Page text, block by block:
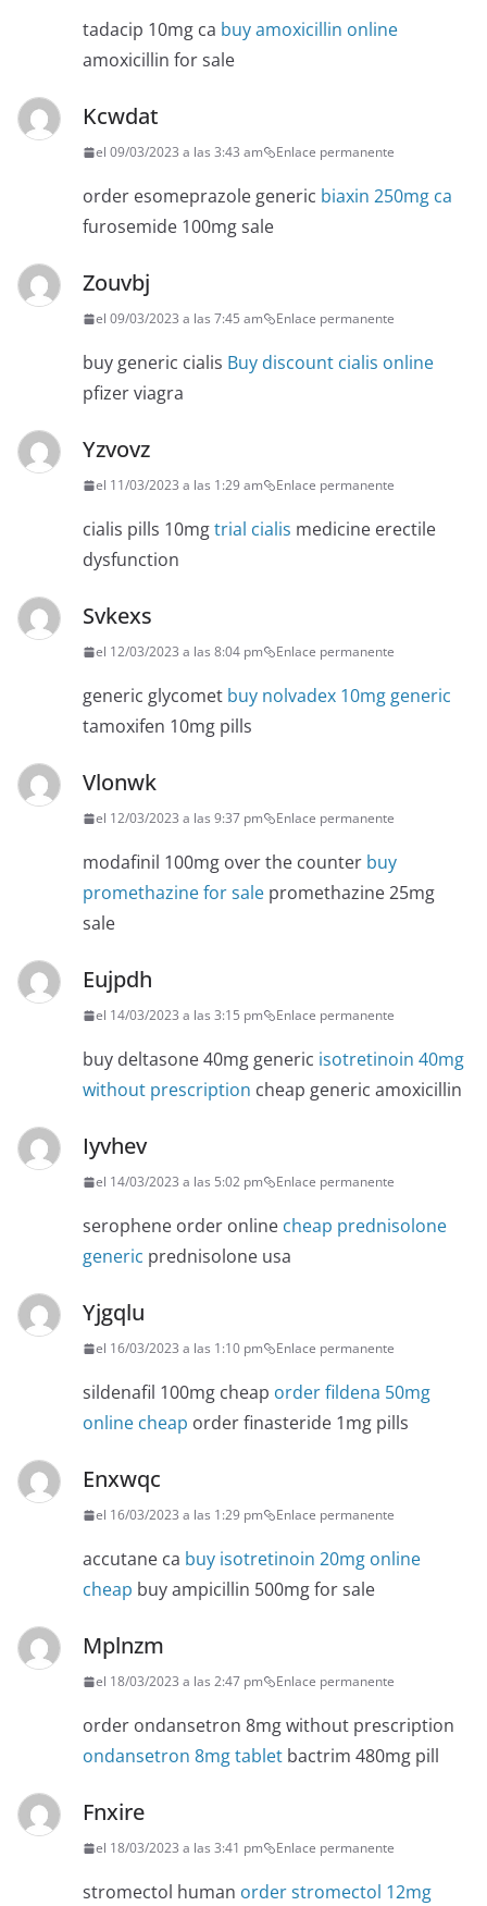
tadacip 10mg ca buy amoxicillin online
amoxicillin for sale
Kcwdat
el 09/03/2023 a las 3:43 am Enlace permanente
order esomeprazole generic biaxin 250mg ca
furosemide 100mg sale
Zouvbj
el 09/03/2023 a las 7:45 am Enlace permanente
buy generic cialis Buy discount cialis online
pfizer viagra
Yzvovz
el 11/03/2023 a las 1:29 am Enlace permanente
cialis pills 10mgtrial cialis medicine erectile
dysfunction
Svkexs
el 12/03/2023 a las 8:04 pm Enlace permanente
generic glycomet buy nolvadex 10mg generic
tamoxifen 10mg pills
Vlonwk
el 12/03/2023 a las 9:37 pm Enlace permanente
modafinil 100mg over the counter buy
promethazine for sale promethazine 25mg
sale
Eujpdh
el 14/03/2023 a las 3:15 pm Enlace permanente
buy deltasone 40mg generic isotretinoin 40mg
without prescription cheap generic amoxicillin
Iyvhev
el 14/03/2023 a las 5:02 pm Enlace permanente
serophene order online cheap prednisolone
generic prednisolone usa
Yjgqlu
el 16/03/2023 a las 1:10 pm Enlace permanente
sildenafil 100mg cheap order fildena 50mg
online cheap order finasteride 1mg pills
Enxwqc
el 16/03/2023 a las 1:29 pm Enlace permanente
accutane ca buy isotretinoin 20mg online
cheap buy ampicillin 500mg for sale
Mplnzm
el 18/03/2023 a las 2:47 pm Enlace permanente
order ondansetron 8mg without prescription
ondansetron 8mg tablet bactrim 480mg pill
Fnxire
el 18/03/2023 a las 3:41 pm Enlace permanente
stromectol human order stromectol 12mg